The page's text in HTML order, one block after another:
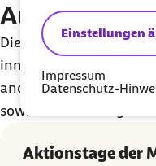
Einstellungen
Impressum
Datenschutz-
Die MUT-TOUR wurde
innovativen Ansatz
anderem mit dem
sowie dem Antistigma-
Aktionstage der